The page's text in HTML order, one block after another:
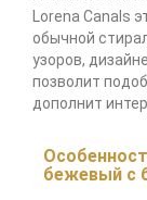
Lorena Canals
обычной
узоров,
позволит
дополнит
бежевый с